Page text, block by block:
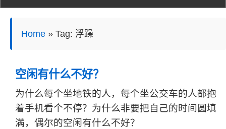
Home» Tag: 浮躁
空闲有什么不好？
为什么每个坐地铁的人，每个坐公交车的人都抱
着手机看个不停？为什么非要把自己的时间圆填
满，偶尔的空闲有什么不好？